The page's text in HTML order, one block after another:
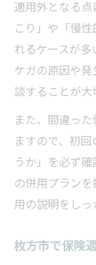
適用外となる
こり」や「慢
れるケースが多
ケガの原因や
談することが大
また、間違っ
ますので、初
うか」を必ず
の併用プラン
用の説明をしっ
枚方市で保険